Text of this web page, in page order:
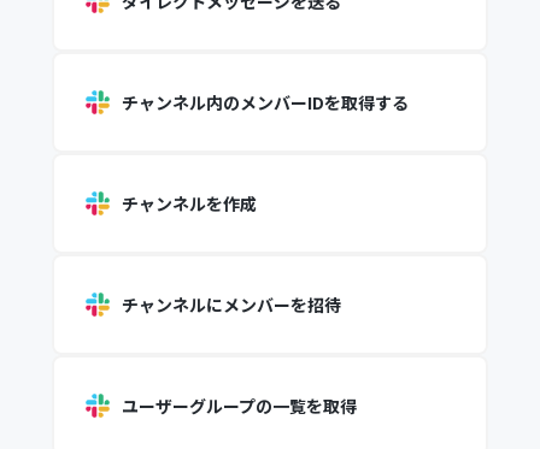
チャンネル内のメンバーIDを取得する
チャンネルを作成
チャンネルにメンバーを招待
ユーザーグループの一覧を取得